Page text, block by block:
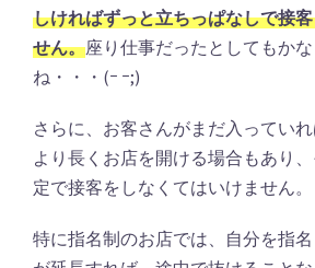
しければずっと立ちっぱなしで接
せん。座り仕事だったとしてもか
ね・・・(ｰ ｰ;)
さらに、お客さんがまだ入ってい
より長くお店を開ける場合もあり
定で接客をしなくてはいけません。
特に指名制のお店では、自分を指